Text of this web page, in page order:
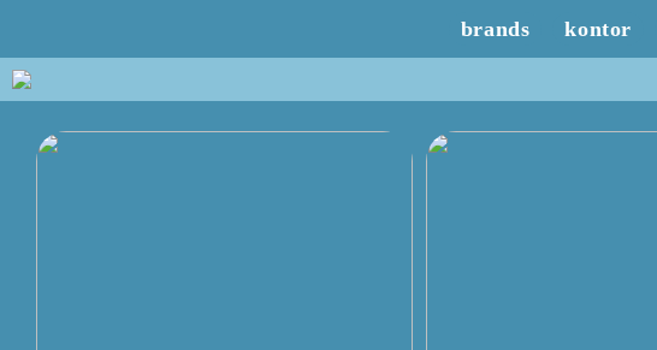
brands kontor